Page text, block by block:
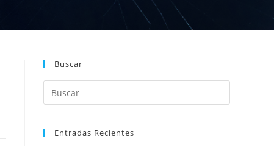
Buscar
Entradas Recientes